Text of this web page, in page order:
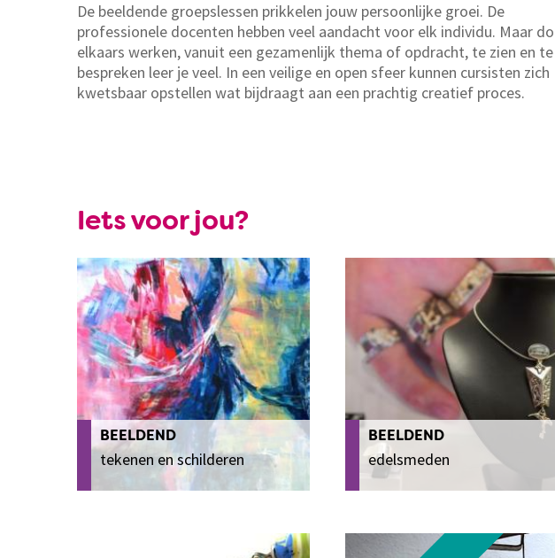
De beeldende groepslessen prikkelen jouw persoonlijke groei. De
professionele docenten hebben veel aandacht voor elk individu. Maar
elkaars werken, vanuit een gezamenlijk thema of opdracht, te zien en te
bespreken leer je veel. In een veilige en open sfeer kunnen cursisten zich
kwetsbaar opstellen wat bijdraagt aan een prachtig creatief proces.
Iets voor jou?
BEELDEND
tekenen en schilderen
BEELDEND
edelsmeden